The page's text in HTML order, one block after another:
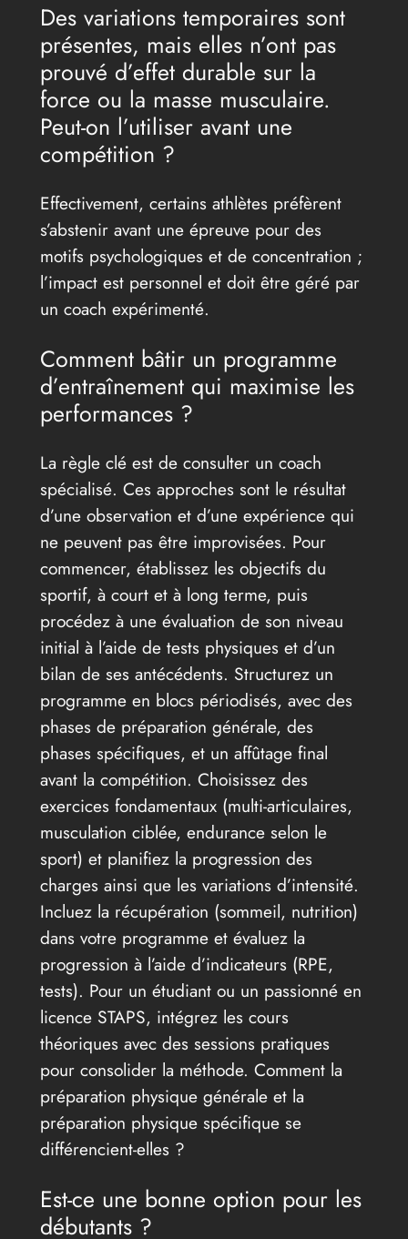
Des variations temporaires sont
présentes, mais elles n’ont pas
prouvé d’effet durable sur la
force ou la masse musculaire.
Peut-on l’utiliser avant une
compétition ?
Effectivement, certains athlètes préfèrent
s’abstenir avant une épreuve pour des
motifs psychologiques et de concentration ;
l’impact est personnel et doit être géré par
un coach expérimenté.
Comment bâtir un programme
d’entraînement qui maximise les
performances ?
La règle clé est de consulter un coach
spécialisé. Ces approches sont le résultat
d’une observation et d’une expérience qui
ne peuvent pas être improvisées. Pour
commencer, établissez les objectifs du
sportif, à court et à long terme, puis
procédez à une évaluation de son niveau
initial à l’aide de tests physiques et d’un
bilan de ses antécédents. Structurez un
programme en blocs périodisés, avec des
phases de préparation générale, des
phases spécifiques, et un affûtage final
avant la compétition. Choisissez des
exercices fondamentaux (multi-articulaires,
musculation ciblée, endurance selon le
sport) et planifiez la progression des
charges ainsi que les variations d’intensité.
Incluez la récupération (sommeil, nutrition)
dans votre programme et évaluez la
progression à l’aide d’indicateurs (RPE,
tests). Pour un étudiant ou un passionné en
licence STAPS, intégrez les cours
théoriques avec des sessions pratiques
pour consolider la méthode. Comment la
préparation physique générale et la
préparation physique spécifique se
différencient-elles ?
Est-ce une bonne option pour les
débutants ?